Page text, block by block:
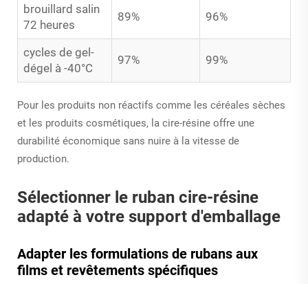
brouillard salin
72 heures
89% 96%
cycles de gel-
dégel à -40°C
97% 99%
Pour les produits non réactifs comme les céréales sèches
et les produits cosmétiques, la cire-résine offre une
durabilité économique sans nuire à la vitesse de
production.
Sélectionner le ruban cire-résine
adapté à votre support d'emballage
Adapter les formulations de rubans aux
films et revêtements spécifiques